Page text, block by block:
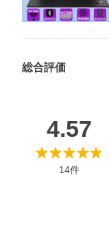
総合評価
4.57
14件